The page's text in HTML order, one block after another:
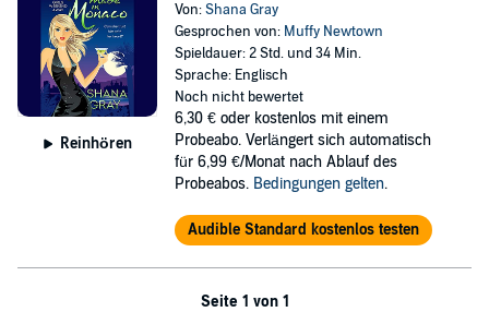
Reinhören
Von:Shana Gray
Gesprochen von: Muffy Newtown
Spieldauer: 2 Std. und 34 Min.
Sprache: Englisch
Noch nicht bewertet
6,30 € oder kostenlos mit einem
Probeabo. Verlängert sich automatisch
für 6,99 €/Monat nach Ablauf des
Probeabos. Bedingungen gelten.
Audible Standard kostenlos testen
Seite 1 von 1